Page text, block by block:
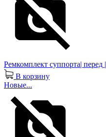
Ремкомплект суппорта| перед |
В корзину
Новые...